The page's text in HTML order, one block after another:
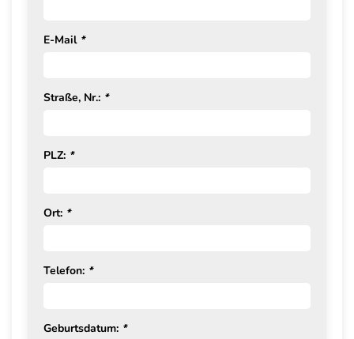
E-Mail *
Straße, Nr.: *
PLZ: *
Ort: *
Telefon: *
Geburtsdatum: *